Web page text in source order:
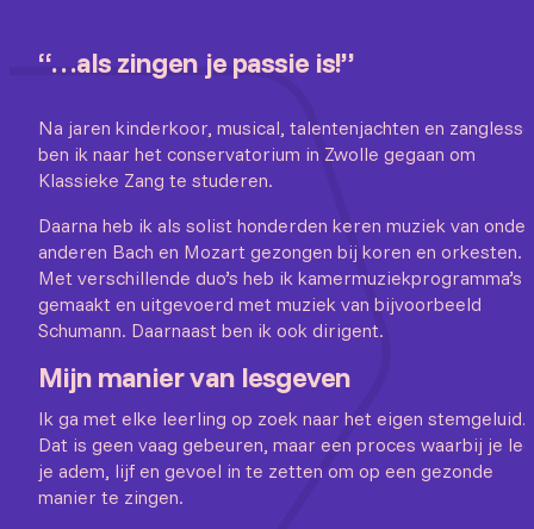
“…als zingen je passie is!”
Na jaren kinderkoor, musical, talentenjachten en
ben ik naar het conservatorium in Zwolle gegaan om
Klassieke Zang te studeren.
Daarna heb ik als solist honderden keren muziek van onder
anderen Bach en Mozart gezongen bij koren en orkesten.
Met verschillende duo’s heb ik kamermuziekprogramma’s
gemaakt en uitgevoerd met muziek van bijvoorbeeld
Schumann. Daarnaast ben ik ook dirigent.
Mijn manier van lesgeven
Ik ga met elke leerling op zoek naar het eigen stemgeluid.
Dat is geen vaag gebeuren, maar een proces waarbij je
je adem, lijf en gevoel in te zetten om op een gezonde
manier te zingen.